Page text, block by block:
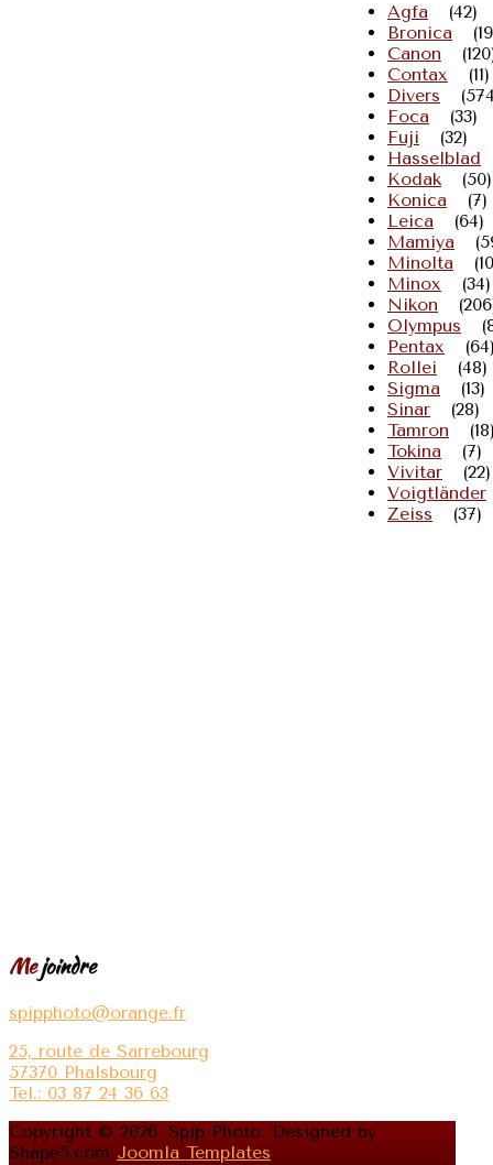
Agfa
(42)
Bronica
Canon
Contax
(11)
Divers
Foca
(33)
Fuji
(32)
Hasselblad
Kodak
(50)
Konica
(7)
Leica
(64)
Mamiya
Minolta
Minox
(34)
Nikon
Olympus
Pentax
Rollei
(48)
Sigma
(13)
Sinar
(28)
Tamron
Tokina
(7)
Vivitar
(22)
Voigtländer
Zeiss
(37)
Mejoindre
spipphoto@orange.fr
25, route de Sarrebourg
57370 Phalsbourg
Tel.: 03 87 24 36 63
Copyright © 2026. Spip Photo. Designed by
Shape5.com Joomla Templates